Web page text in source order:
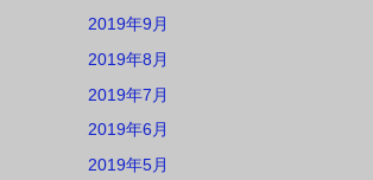
2019年9月
2019年8月
2019年7月
2019年6月
2019年5月